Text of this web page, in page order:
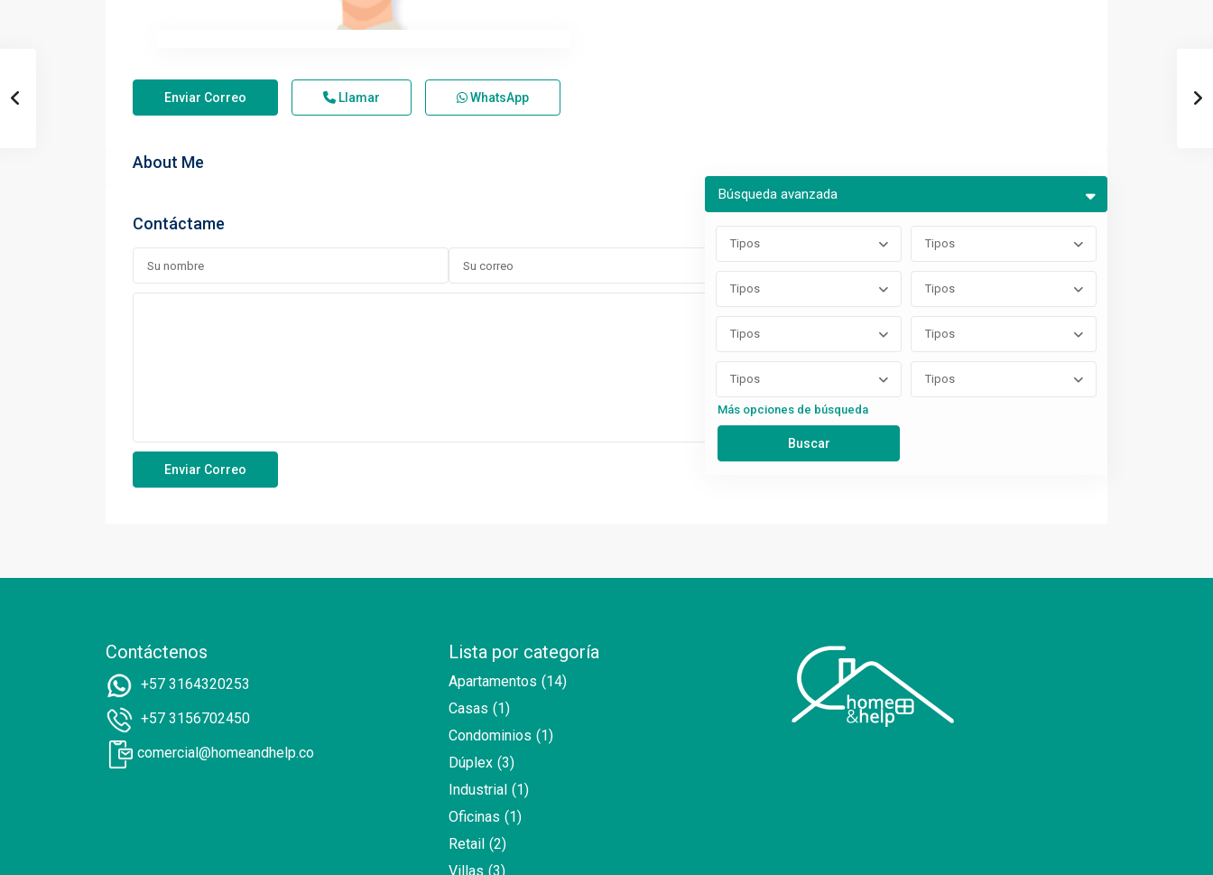
Búsqueda avanzada
Tipos Tipos
Tipos Tipos
Tipos Tipos
Tipos Tipos
Más opciones de búsqueda
Enviar Correo Llamar WhatsApp
About Me
Contáctame
Contáctenos
+57 3164320253
+57 3156702450
comercial@homeandhelp.co
Lista por categoría
Apartamentos (14)
Casas (1)
Condominios (1)
Dúplex (3)
Industrial (1)
Oficinas (1)
Retail (2)
Villas (3)